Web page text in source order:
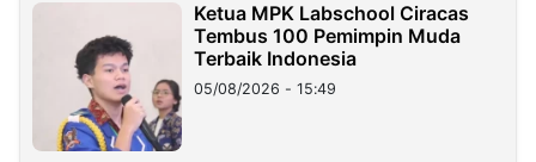
Ketua MPK Labschool Ciracas
Tembus 100 Pemimpin Muda
Terbaik Indonesia
05/08/2026 - 15:49